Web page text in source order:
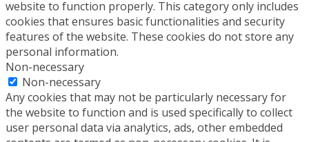
website to function properly. This category only includes
cookies that ensures basic functionalities and security
features of the website. These cookies do not store any
personal information.
Non-necessary
Non-necessary
Any cookies that may not be particularly necessary for
the website to function and is used specifically to collect
user personal data via analytics, ads, other embedded